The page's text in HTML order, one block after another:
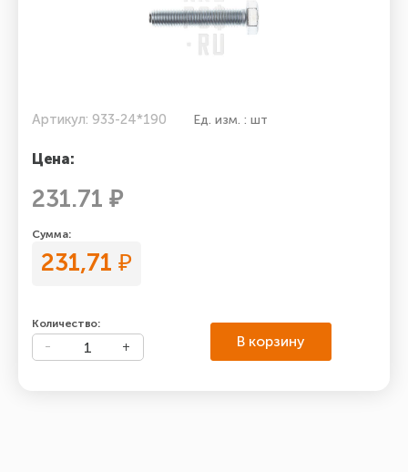
Артикул: 933-24*190 Ед. изм. : шт
Цена:
231.71 ₽
Сумма:
231,71 ₽
Количество:
В корзину